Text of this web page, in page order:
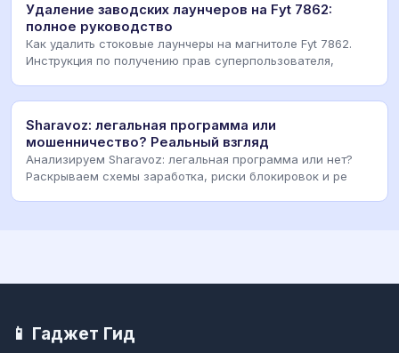
Удаление заводских лаунчеров на Fyt 7862:
полное руководство
Как удалить стоковые лаунчеры на магнитоле Fyt 7862.
Инструкция по получению прав суперпользователя,
Sharavoz: легальная программа или
мошенничество? Реальный взгляд
Анализируем Sharavoz: легальная программа или нет?
Раскрываем схемы заработка, риски блокировок и ре
📱 Гаджет Гид